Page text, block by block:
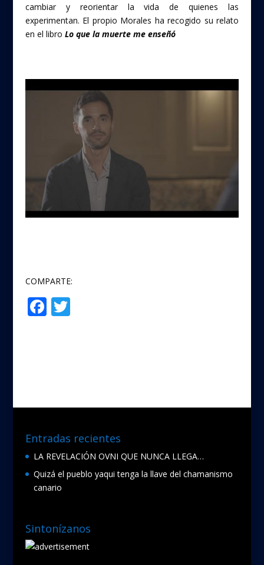
cambiar y reorientar la vida de quienes las
experimentan. El propio Morales ha recogido su relato
en el libro Lo que la muerte me enseñó
COMPARTE:
F
o
T
Entradas recientes
LA REVELACIÓN OVNI QUE NUNCA LLEGA…
Quizá el pueblo yaqui tenga la llave del chamanismo
canario
Sintonízanos